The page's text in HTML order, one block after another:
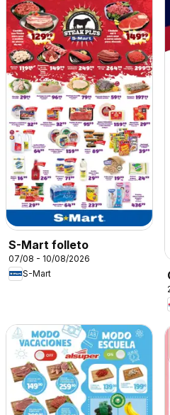
S-Mart folleto
07/08 - 10/08/2026
S-Mart